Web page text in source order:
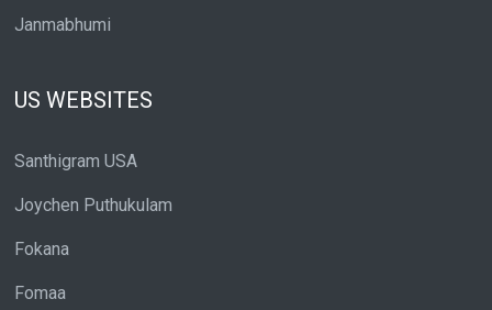
Janmabhumi
US WEBSITES
Santhigram USA
Joychen Puthukulam
Fokana
Fomaa